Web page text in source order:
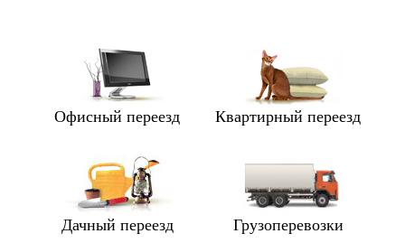
Офисный переезд Квартирный переезд
Дачный переезд Грузоперевозки